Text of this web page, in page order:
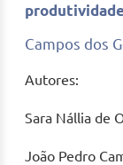
produtividade
Campos dos
Autores:
Sara Nállia de
João Pedro